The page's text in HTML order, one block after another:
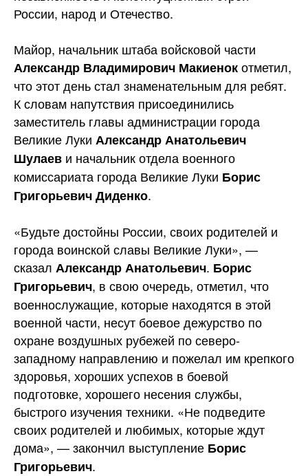
России, народ и Отечество.
Майор, начальник штаба войсковой части
Александр Владимирович Макиенокотметил,
что этот день стал знаменательным для ребят.
К словам напутствия присоединились
заместитель главы администрации города
Великие Луки Александр Анатольевич
Шулаев и начальник отдела военного
комиссариата города Великие Луки Борис
Григорьевич Диденко.
«Будьте достойны России, своих родителей и
города воинской славы Великие Луки», —
сказал Александр Анатольевич. Борис
Григорьевич, в свою очередь, отметил, что
военнослужащие, которые находятся в этой
военной части, несут боевое дежурство по
охране воздушных рубежей по северо-
западному направлению и пожелал им крепкого
здоровья, хороших успехов в боевой
подготовке, хорошего несения службы,
быстрого изучения техники. «Не подведите
своих родителей и любимых, которые ждут
дома», — закончил выступление Борис
Григорьевич.